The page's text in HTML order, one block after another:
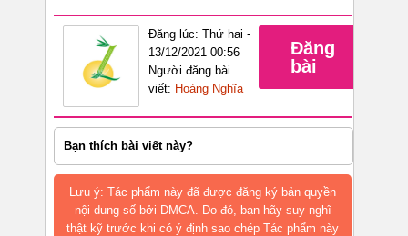
Đăng lúc: Thứ hai -
13/12/2021 00:56
Người đăng bài
viết: Hoàng Nghĩa
Đăng
bài
Bạn thích bài viết này?
Lưu ý: Tác phẩm này đã được đăng ký bản quyền
nội dung số bởi DMCA. Do đó, bạn hãy suy nghĩ
thật kỹ trước khi có ý định sao chép Tác phẩm này